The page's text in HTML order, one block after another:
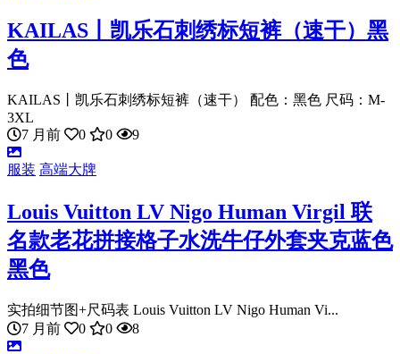
KAILAS丨凯乐石刺绣标短裤（速干）黑
色
KAILAS丨凯乐石刺绣标短裤（速干） 配色：黑色 尺码：M-
3XL
7 月前
0 0 9
服装 高端大牌
Louis Vuitton LV Nigo Human Virgil 联
名款老花拼接格子水洗牛仔外套夹克蓝色
黑色
实拍细节图+尺码表 Louis Vuitton LV Nigo Human Vi...
7 月前
0 0 8